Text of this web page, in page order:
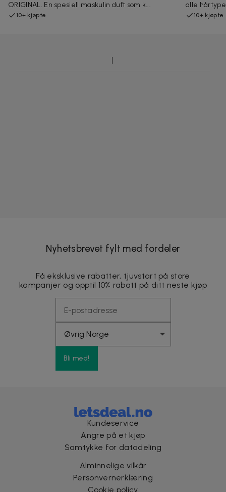
ORIGINAL. En spesiell maskulin duft som k...
10+ kjøpte
alle
10+ kjøpte
Nyhetsbrevet fylt med fordeler
Få eksklusive rabatter, tjuvstart på store
kampanjer og opptil 10% rabatt på ditt neste kjøp
Bli med!
Kundeservice
Angre på et kjøp
Samtykke for datadeling
Alminnelige vilkår
Personvernerklæring
Cookie policy